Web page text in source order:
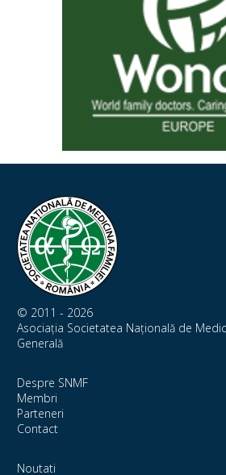
© 2011 - 2026
Asociația Societatea Națională de
Generală
Despre SNMF
Membri
Parteneri
Contact
Noutati